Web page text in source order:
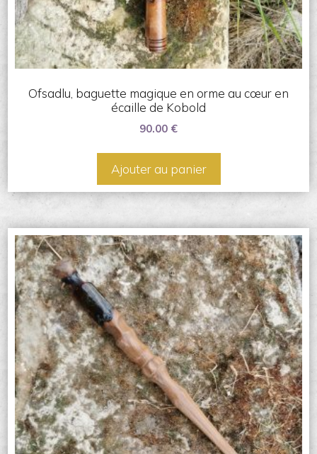
Ofsadlu, baguette magique en orme au cœur en
écaille de Kobold
90.00 €
Ajouter au panier